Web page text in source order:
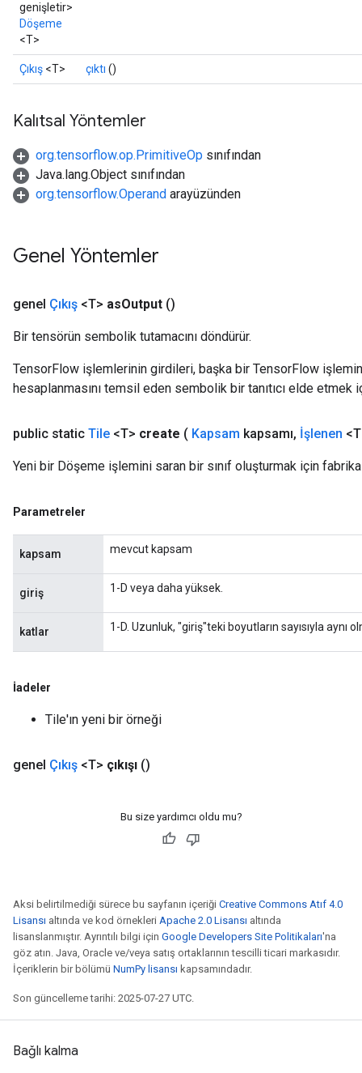
genişletir>
Döşeme
<T>
Çıkış <T> çıktı ()
Kalıtsal Yöntemler
org.tensorflow.op.PrimitiveOp sınıfından
Java.lang.Object sınıfından
org.tensorflow.Operand arayüzünden
Genel Yöntemler
genel Çıkış <T> asOutput ()
Bir tensörün sembolik tutamacını döndürür.
TensorFlow işlemlerinin girdileri, başka bir TensorFlow
hesaplanmasını temsil eden sembolik bir tanıtıcı elde etmek
public static Tile <T> create ( Kapsam kapsamı, İşlenen
Yeni bir Döşeme işlemini saran bir sınıf oluşturmak için
Parametreler
kapsam mevcut kapsam
giriş 1-D veya daha yüksek.
katlar 1-D. Uzunluk, "giriş"teki boyutların sayısıyla aynı
İadeler
Tile'ın yeni bir örneği
genel Çıkış <T> çıkışı ()
Bu size yardımcı oldu mu?
Aksi belirtilmediği sürece bu sayfanın içeriği Creative Commons Atıf 4.0
Lisansı altında ve kod örnekleri Apache 2.0 Lisansı altında
lisanslanmıştır. Ayrıntılı bilgi için Google Developers Site Politikaları'na
göz atın. Java, Oracle ve/veya satış ortaklarının tescilli ticari markasıdır.
İçeriklerin bir bölümü NumPy lisansı kapsamındadır.
Son güncelleme tarihi: 2025-07-27 UTC.
Bağlı kalma